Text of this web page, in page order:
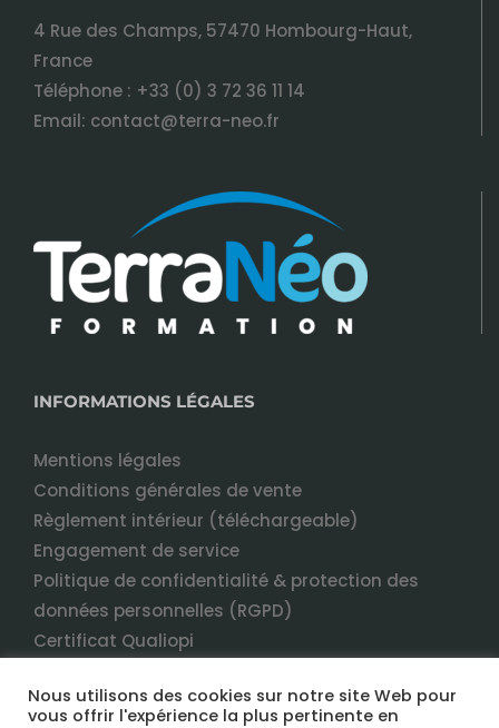
4 Rue des Champs, 57470 Hombourg-Haut,
France
Téléphone : +33 (0) 3 72 36 11 14
Email: contact@terra-neo.fr
INFORMATIONS LÉGALES
Mentions légales
Conditions générales de vente
Règlement intérieur (téléchargeable)
Engagement de service
Politique de confidentialité & protection des
données personnelles (RGPD)
Certificat Qualiopi
Nous utilisons des cookies sur notre site Web pour
vous offrir l'expérience la plus pertinente en